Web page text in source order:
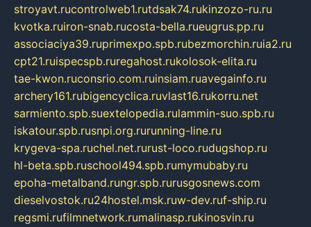
stroyavt.rucontrolweb1.rutdsak74.rukinzozo-ru.ru
kvotka.ruiron-snab.rucosta-bella.rueugrus.pp.ru
associaciya39.ruprimexpo.spb.rubezmorchin.ruia2.ru
cpt21.ruispecspb.ruregahost.rukolosok-elita.ru
tae-kwon.ruconsrio.com.ruinsiam.ruavegainfo.ru
archery161.rubigencyclica.ruvlast16.rukorru.net
sarmiento.spb.suextelopedia.rulammin-suo.spb.ru
iskatour.spb.rusnpi.org.rurunning-line.ru
krygeva-spa.ruchel.net.rurust-loco.rudugshop.ru
hl-beta.spb.ruschool494.spb.rumymubaby.ru
epoha-metalband.rungr.spb.rurusgosnews.com
dieselvostok.ru24hostel.msk.ruw-dev.ruf-ship.ru
regsmi.rufilmnetwork.rumalinasp.rukinosvin.ru